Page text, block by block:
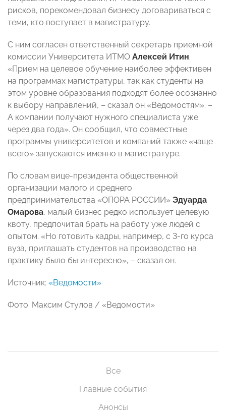
рисков, порекомендовал бизнесу договариваться с
теми, кто поступает в магистратуру.
С ним согласен ответственный секретарь приемной
комиссии Университета ИТМО Алексей Итин.
«Прием на целевое обучение наиболее эффективен
на программах магистратуры, так как студенты на
этом уровне образования подходят более осознанно
к выбору направлений, – сказал он «Ведомостям». –
А компании получают нужного специалиста уже
через два года». Он сообщил, что совместные
программы университетов и компаний также «чаще
всего» запускаются именно в магистратуре.
По словам вице-президента общественной
организации малого и среднего
предпринимательства «ОПОРА РОССИИ» Эдуарда
Омарова, малый бизнес редко использует целевую
квоту, предпочитая брать на работу уже людей с
опытом. «Но готовить кадры, например, с 3-го курса
вуза, приглашать студентов на производство на
практику было бы интересно», – сказал он.
Источник: «Ведомости»
Фото: Максим Стулов / «Ведомости»
Все
Главные события
Анонсы